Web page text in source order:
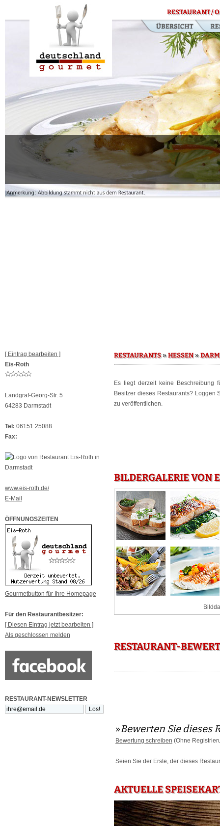
RESTAURANT /
[ Eintrag bearbeiten ]
Eis-Roth
Landgraf-Georg-Str. 5
64283 Darmstadt
Tel: 06151 25088
Fax:
www.eis-roth.de/
E-Mail
ÖFFNUNGSZEITEN
Gourmetbutton für Ihre Homepage
Für den Restaurantbesitzer:
[ Diesen Eintrag jetzt bearbeiten ]
Als geschlossen melden
RESTAURANT-NEWSLETTER
RESTAURANTS»HESSEN»
Es liegt derzeit keine Beschreibung
Besitzer dieses Restaurants? Loggen
zu veröffentlichen.
BILDERGALERIE VON
RESTAURANT-
»Bewerten Sie dieses
Bewertung schreiben (Ohne
Seien Sie der Erste, der dieses
AKTUELLE